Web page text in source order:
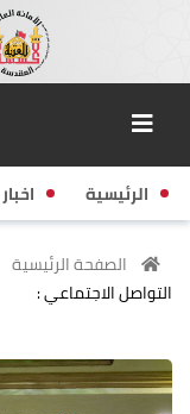
الرئيسية
الصفحة الرئيسية
التواصل الاجتماعي :